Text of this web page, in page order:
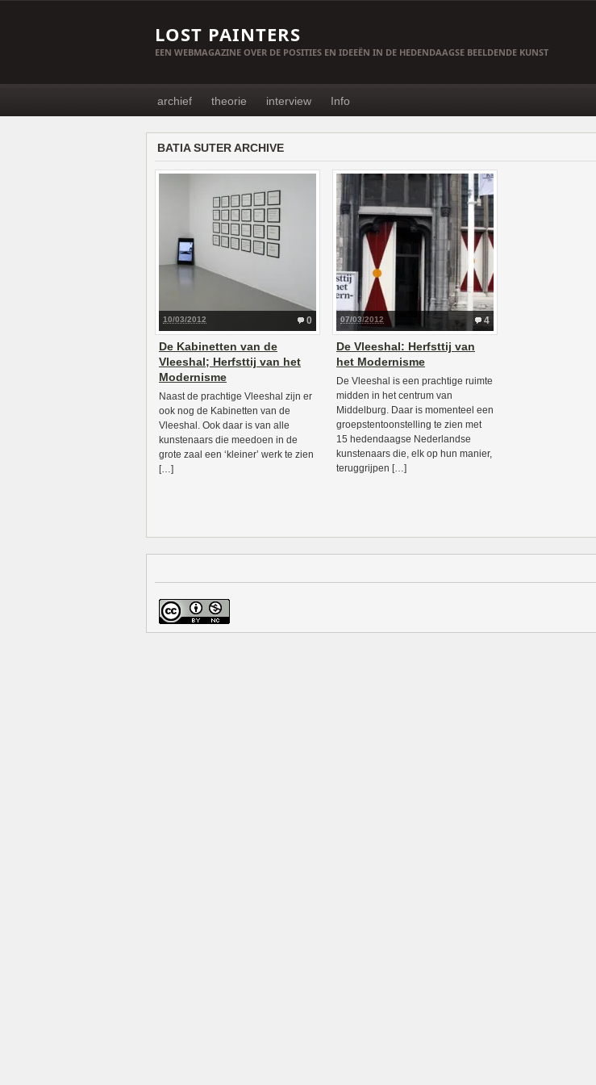
LOST PAINTERS
EEN WEBMAGAZINE OVER DE POSITIES EN IDEEËN IN DE HEDENDAAGSE BEELDENDE KUNST
archief theorie interview Info
BATIA SUTER ARCHIVE
0
10/03/2012
De Kabinetten van de
Vleeshal; Herfsttij van het
Modernisme
Naast de prachtige Vleeshal zijn er
ook nog de Kabinetten van de
Vleeshal. Ook daar is van alle
kunstenaars die meedoen in de
grote zaal een ‘kleiner’ werk te zien
[…]
4
07/03/2012
De Vleeshal: Herfsttij van
het Modernisme
De Vleeshal is een prachtige ruimte
midden in het centrum van
Middelburg. Daar is momenteel een
groepstentoonstelling te zien met
15 hedendaagse Nederlandse
kunstenaars die, elk op hun manier,
teruggrijpen […]